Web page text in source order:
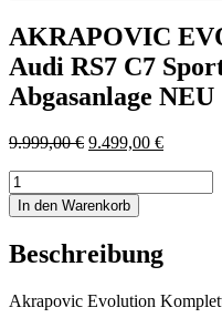
AKRAPOVIC
Audi RS7 C7
Abgasanlage NEU
9.999,00€ Ursprünglicher
9.999,00 €
9.499,00 €Aktueller
AKRAPOVIC
EVOLUTION
passend
Audi
C7
In den Warenkorb
Beschreibung
Akrapovic Evolution